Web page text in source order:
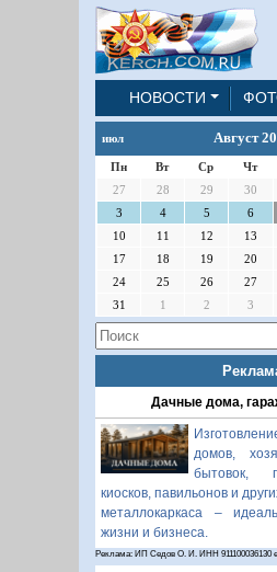
НОВОСТИ
июл Август
Пн Вт Ср Чт
27
28 29 30
3
4 5 6
10
11 12 13
17
18 19 20
24
25 26 27
31
1 2 3
Дачные дома,
домов,
бытовок,
киосков, павильонов и
металлокаркаса –
жизни и бизнеса.
Реклама: ИП Седов О. И. ИНН 911100036130